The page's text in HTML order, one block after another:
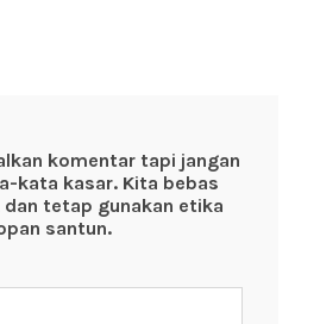
komentar tapi jangan
kata kasar. Kita bebas
tetap gunakan etika
santun.